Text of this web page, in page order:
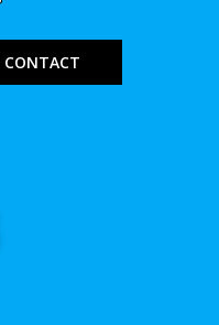
CONTACT